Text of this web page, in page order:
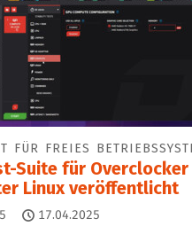
FÜR FREIES
Suite für Overclocker
Linux veröffentlicht
Kommentare
17.04.2025